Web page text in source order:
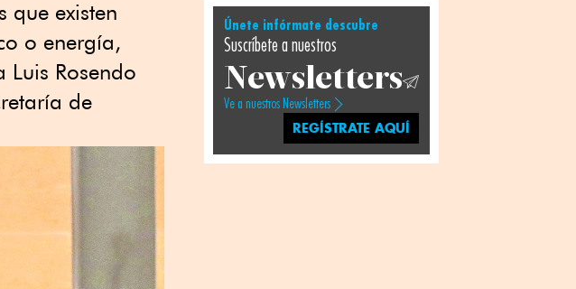
que existen
o energía,
Rosendo
de
Únete infórmate descubre
Suscríbete a nuestros
Newsletters
Ve a nuestros Newsletters
REGÍSTRATE AQUÍ